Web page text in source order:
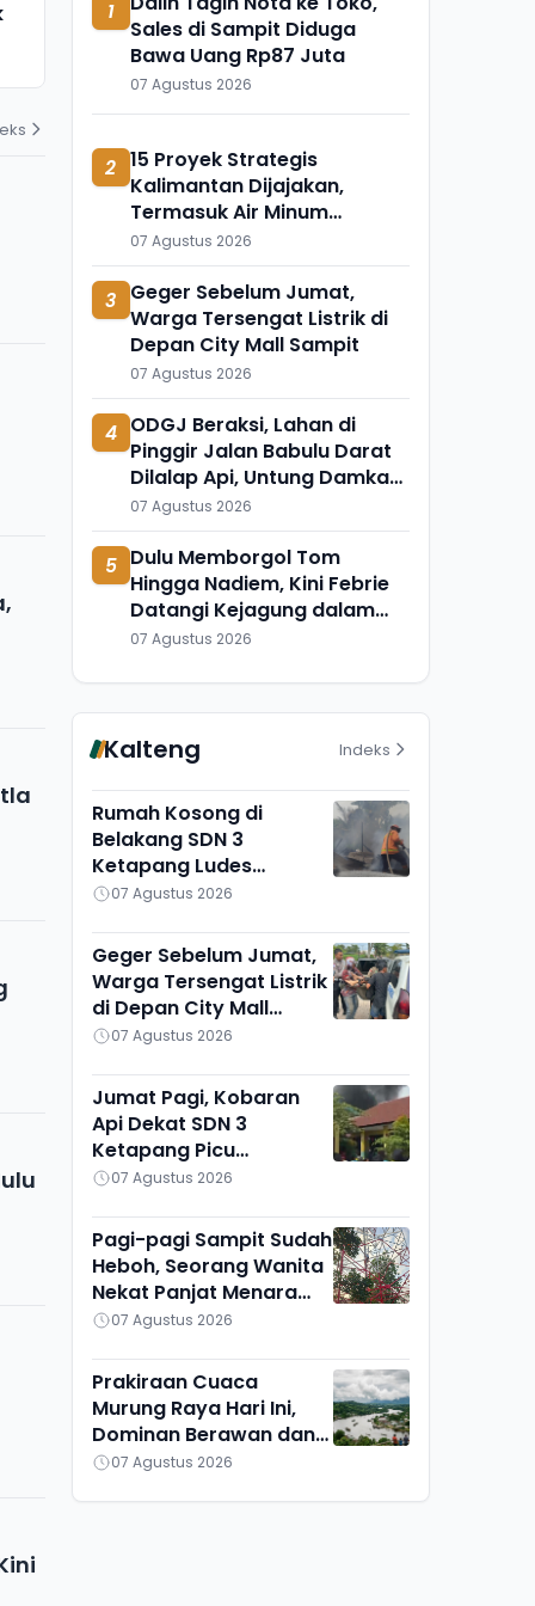
Meninggal Mendadak, Ada
31 Juli 2026
1
Sales di Sampit Diduga
Bawa Uang Rp87 Juta
07 Agustus 2026
2 15 Proyek Strategis
Kalimantan Dijajakan,
Termasuk Air Minum
Sepaku-Semoi dan Energi
Sampah Palangka Raya
07 Agustus 2026
3 Geger Sebelum Jumat,
Warga Tersengat Listrik di
Depan City Mall Sampit
07 Agustus 2026
4 ODGJ Beraksi, Lahan di
Pinggir Jalan Babulu Darat
Dilalap Api, Untung Damkar
Bisa Memadamkan
07 Agustus 2026
5 Dulu Memborgol Tom
Hingga Nadiem, Kini Febrie
Datangi Kejagung dalam
Kondisi Tangan Terborgol
07 Agustus 2026
Kalteng Indeks
Rumah Kosong di
Belakang SDN 3
Ketapang Ludes
Terbakar, Penyebab
07 Agustus 2026
Geger Sebelum Jumat,
Warga Tersengat Listrik
di Depan City Mall
Sampit
07 Agustus 2026
Jumat Pagi, Kobaran
Api Dekat SDN 3
Ketapang Picu
Kepanikan Siswa
07 Agustus 2026
Pagi-pagi Sampit Sudah
Heboh, Seorang Wanita
Nekat Panjat Menara
TVRI, Mau Apa?
07 Agustus 2026
Prakiraan Cuaca
Murung Raya Hari Ini,
Dominan Berawan dan
Cerah, Seribu Riam
07 Agustus 2026